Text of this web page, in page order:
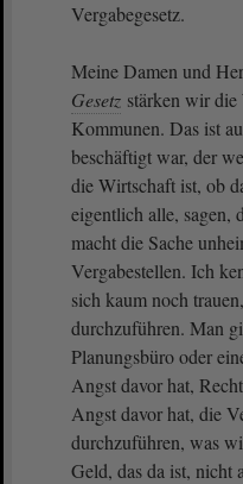
Vergabegesetz.
Meine Damen und
Gesetz stärken wir
Kommunen. Das ist
beschäftigt war, der
die Wirtschaft ist, ob
eigentlich alle, sagen,
macht die Sache
Vergabestellen. Ich
sich kaum noch
durchzuführen. Man
Planungsbüro oder
Angst davor hat,
Angst davor hat, die
durchzuführen, was
Geld, das da ist, nicht